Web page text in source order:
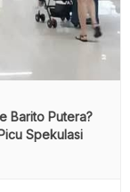
Barito Putera?
Spekulasi